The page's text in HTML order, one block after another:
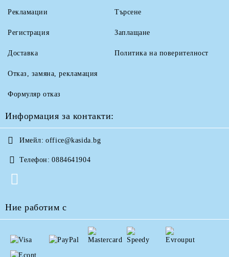
Рекламации Търсене
Регистрация
Доставка
Отказ, замяна, рекламация
Формуляр отказ
Заплащане
Политика на поверителност
Информация за контакти:
Имейл: office@kasida.bg
Телефон: 0884641904
Ние работим с